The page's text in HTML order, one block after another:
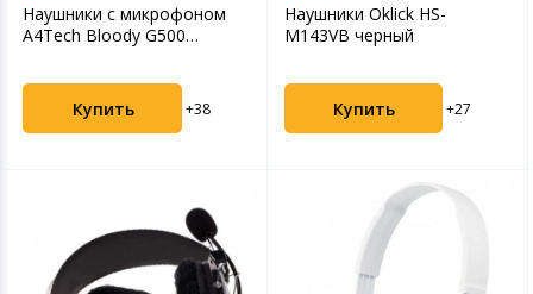
Наушники с микрофоном
A4Tech Bloody G500
Купить +38
Наушники Oklick HS-
M143VB черный
Купить +27